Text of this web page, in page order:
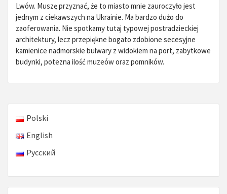
Lwów. Muszę przyznać, że to miasto mnie zauroczyło jest
jednym z ciekawszych na Ukrainie. Ma bardzo dużo do
zaoferowania. Nie spotkamy tutaj typowej postradzieckiej
architektury, lecz przepiękne bogato zdobione secesyjne
kamienice nadmorskie bulwary z widokiem na port, zabytkowe
budynki, potezna ilość muzeów oraz pomników.
Polski
English
Русский